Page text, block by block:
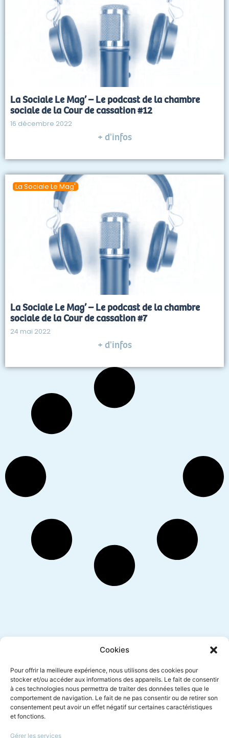
Cookies
Pour offrir la meilleure expérience, nous utilisons des cookies pour
stocker et/ou accéder aux informations des appareils. Le fait de consentir
à ces technologies nous permettra de traiter des données telles que le
comportement de navigation. Le fait de ne pas consentir ou de retirer son
consentement peut avoir un effet négatif sur certaines caractéristiques
et fonctions.
Gérer les services
La Sociale Le Mag’ – Le podcast de la chambre
sociale de la Cour de cassation #12
16 décembre 2022
+ d'infos
La Sociale Le Mag'
La Sociale Le Mag’ – Le podcast de la chambre
sociale de la Cour de cassation #7
24 mai 2022
+ d'infos
Inscription newsletter
Envoyer